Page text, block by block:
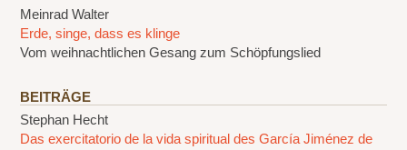
Meinrad Walter
Erde, singe, dass es klinge
Vom weihnachtlichen Gesang zum Schöpfungslied
BEITRÄGE
Stephan Hecht
Das exercitatorio de la vida spiritual des García Jiménez de